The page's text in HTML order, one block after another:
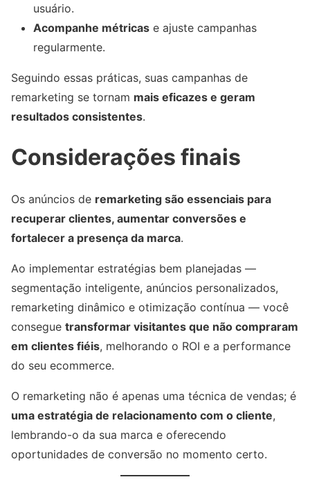
usuário.
Acompanhe métricas e ajuste campanhas
regularmente.
Seguindo essas práticas, suas campanhas de
remarketing se tornam mais eficazes e geram
resultados consistentes.
Considerações finais
Os anúncios de remarketing são essenciais para
recuperar clientes, aumentar conversões e
fortalecer a presença da marca.
Ao implementar estratégias bem planejadas —
segmentação inteligente, anúncios personalizados,
remarketing dinâmico e otimização contínua — você
consegue transformar visitantes que não compraram
em clientes fiéis, melhorando o ROI e a performance
do seu ecommerce.
O remarketing não é apenas uma técnica de vendas; é
uma estratégia de relacionamento com o cliente,
lembrando-o da sua marca e oferecendo
oportunidades de conversão no momento certo.